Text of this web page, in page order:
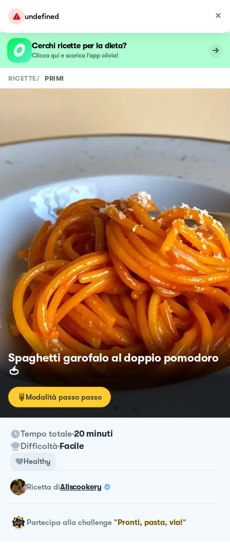
undefined
Cerchi ricette per la dieta?
Clicca qui e scarica l’app olivia!
RICETTE/ PRIMI
Spaghetti garofalo al doppio pomodoro
🍅
Modalità passo passo
Tempo totale 20 minuti
Difficoltà Facile
Healthy
ricetta diAliscookery
Partecipa alla challenge "Pronti, pasta, via!"